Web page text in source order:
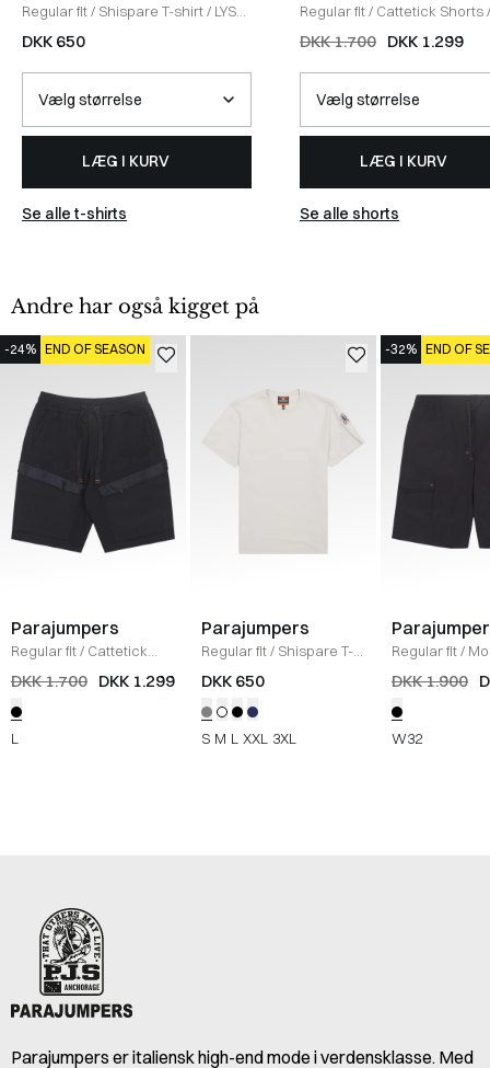
Regular fit/ Shispare T-shirt/ LYS
GRÅ
DKK 650
LÆG I KURV
Se alle t-shirts
Regular fit/ Cattetick Shorts/
SORT
DKK 1.700 DKK 1.299
LÆG I KURV
Se alle shorts
Andre har også kigget på
-24% END OF SEASON
Parajumpers
Regular fit/ Cattetick
Shorts
SORT
DKK 1.700 DKK 1.299
L
Parajumpers
Regular fit/ Shispare T-
shirt /LYS GRÅ
DKK 650
S M L XXL 3XL
-32% END OF
Regular fit/
/SORT
DKK 1.900
W32
Parajumpers er italiensk high-end mode i verdensklasse. Med